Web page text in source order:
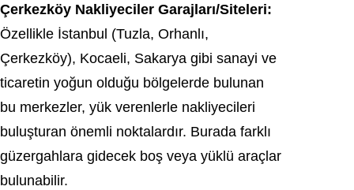
Çerkezköy Nakliyeciler Garajları/Siteleri:
Özellikle İstanbul (Tuzla, Orhanlı,
Çerkezköy), Kocaeli, Sakarya gibi sanayi ve
ticaretin yoğun olduğu bölgelerde bulunan
bu merkezler, yük verenlerle nakliyecileri
buluşturan önemli noktalardır. Burada farklı
güzergahlara gidecek boş veya yüklü araçlar
bulunabilir.